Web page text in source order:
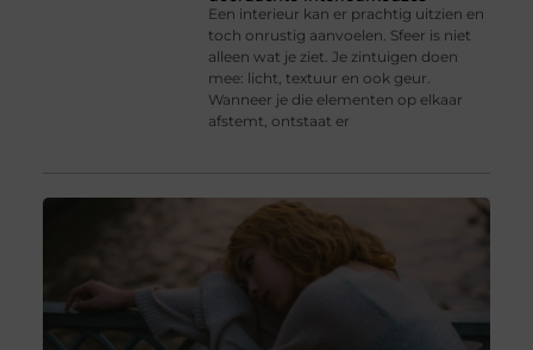
Een interieur kan er prachtig uitzien en
toch onrustig aanvoelen. Sfeer is niet
alleen wat je ziet. Je zintuigen doen
mee: licht, textuur en ook geur.
Wanneer je die elementen op elkaar
afstemt, ontstaat er